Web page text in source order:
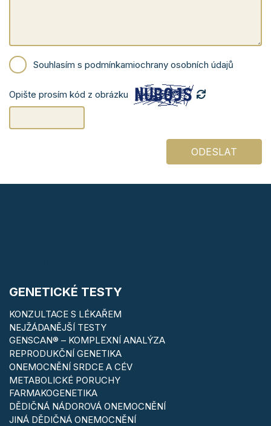
Souhlasím s podmínkamiochrany osobních údajů
Opište prosím kód z obrázku
ODESLAT
GENETICKÉ TESTY
KONZULTACE S LÉKAŘEM
NEJŽÁDANĚJŠÍ TESTY
GENSCAN® – KOMPLEXNÍ ANALÝZA
REPRODUKČNÍ GENETIKA
ONEMOCNĚNÍ SRDCE A CÉV
METABOLICKÉ PORUCHY
FARMAKOGENETIKA
DĚDIČNÁ NÁDOROVÁ ONEMOCNĚNÍ
JINÁ DĚDIČNÁ ONEMOCNĚNÍ